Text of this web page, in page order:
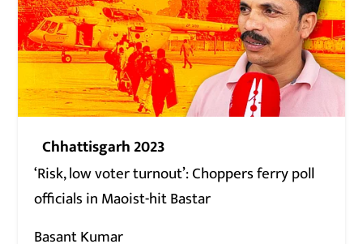
Chhattisgarh 2023
‘Risk, low voter turnout’: Choppers ferry poll
officials in Maoist-hit Bastar
Basant Kumar